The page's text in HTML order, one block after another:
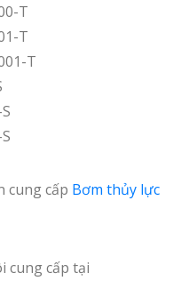
T
T
T
cung cấp Bơm thủy lực
cung cấp tại